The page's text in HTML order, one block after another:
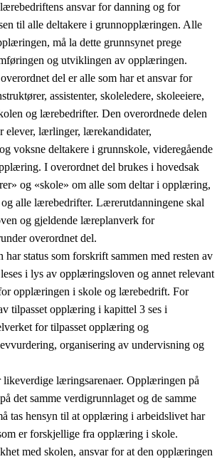
ansvar for danning og for
til alle deltakere i grunnopplæringen. Alle
må la dette grunnsynet prege
og utviklingen av opplæringen.
del er alle som har et ansvar for
assistenter, skoleledere, skoleeiere,
og lærebedrifter. Den overordnede delen
elever, lærlinger, lærekandidater,
voksne deltakere i grunnskole, videregående
I overordnet del brukes i hovedsak
og «skole» om alle som deltar i opplæring,
og alle lærebedrifter. Lærerutdanningene skal
og gjeldende læreplanverk for
overordnet del.
har status som forskrift sammen med resten av
i lys av opplæringsloven og annet relevant
opplæringen i skole og lærebedrift. For
tilpasset opplæring i kapittel 3 ses i
for tilpasset opplæring og
organisering av undervisning og
læringsarenaer. Opplæringen på
det samme verdigrunnlaget og de samme
tas hensyn til at opplæring i arbeidslivet har
er forskjellige fra opplæring i skole.
med skolen, ansvar for at den opplæringen